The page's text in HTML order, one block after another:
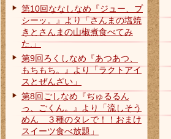
第10回ななしなめ『ジュー、プ
シーッ。』より「さんまの塩焼
きとさんまの山椒煮食べてみ
た.」
第9回ろくしなめ『あつあつ、
もちもち。』より「ラクトアイ
スとぜんざい」
第8回ごしなめ『ぢゅるるん
っ、ごくん。』より「流しそう
めん ３種のタレで！！おまけ
スイーツ食べ放題」